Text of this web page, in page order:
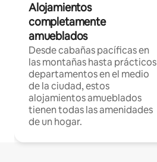
Alojamientos
completamente
amueblados
Desde cabañas pacíficas en
las montañas hasta prácticos
departamentos en el medio
de la ciudad, estos
alojamientos amueblados
tienen todas las amenidades
de un hogar.